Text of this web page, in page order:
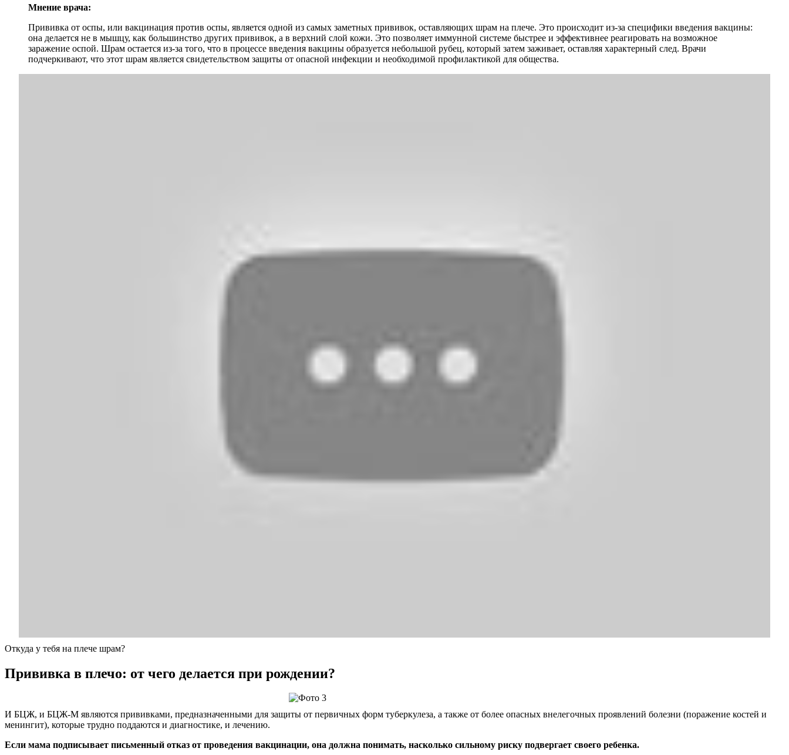
Мнение врача:
Прививка от оспы, или вакцинация против оспы, является одной из самых заметных прививок, оставляющих шрам на плече. Это происходит из-за специфики введения вакцины:
она делается не в мышцу, как большинство других прививок, а в верхний слой кожи. Это позволяет иммунной системе быстрее и эффективнее реагировать на возможное
заражение оспой. Шрам остается из-за того, что в процессе введения вакцины образуется небольшой рубец, который затем заживает, оставляя характерный след. Врачи
подчеркивают, что этот шрам является свидетельством защиты от опасной инфекции и необходимой профилактикой для общества.
Откуда у тебя на плече шрам?
Прививка в плечо: от чего делается при рождении?
И БЦЖ, и БЦЖ-М являются прививками, предназначенными для защиты от первичных форм туберкулеза, а также от более опасных внелегочных проявлений болезни (поражение костей и
менингит), которые трудно поддаются и диагностике, и лечению.
Если мама подписывает письменный отказ от проведения вакцинации, она должна понимать, насколько сильному риску подвергает своего ребенка.